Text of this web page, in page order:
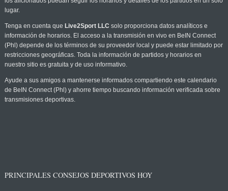
lugar.
Tenga en cuenta que Live2Sport LLC solo proporciona datos analíticos e
información de horarios. El acceso a la transmisión en vivo en BeIN Connect
(Phl) depende de los términos de su proveedor local y puede estar limitado por
restricciones geográficas. Toda la información de partidos y horarios en
nuestro sitio es gratuita y de uso informativo.
Ayude a sus amigos a mantenerse informados compartiendo este calendario
de BeIN Connect (Phl) y ahorre tiempo buscando información verificada sobre
transmisiones deportivas.
PRINCIPALES CONSEJOS DEPORTIVOS HOY